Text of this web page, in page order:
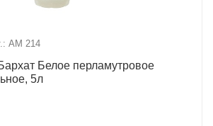
АМ 214
Белое перламутровое
5л